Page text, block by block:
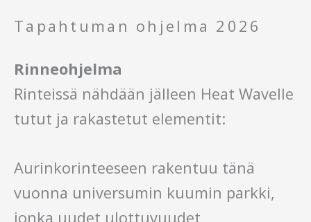
Tapahtuman ohjelma 2026
Rinneohjelma
Rinteissä nähdään jälleen Heat Wavelle
tutut ja rakastetut elementit:
Aurinkorinteeseen rakentuu tänä
vuonna universumin kuumin parkki,
jonka uudet ulottuvuudet